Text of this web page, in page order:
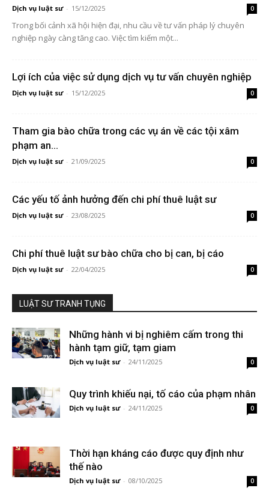
Dịch vụ luật sư - 15/12/2025 0
Trong bối cảnh xã hội hiện đại, nhu cầu về tư vấn pháp lý chuyên
nghiệp ngày càng tăng cao. Việc tìm kiếm một...
Lợi ích của việc sử dụng dịch vụ tư vấn chuyên nghiệp
Dịch vụ luật sư - 15/12/2025 0
Tham gia bào chữa trong các vụ án về các tội xâm
phạm an...
Dịch vụ luật sư - 21/09/2025 0
Các yếu tố ảnh hưởng đến chi phí thuê luật sư
Dịch vụ luật sư - 23/08/2025 0
Chi phí thuê luật sư bào chữa cho bị can, bị cáo
Dịch vụ luật sư - 22/04/2025 0
LUẬT SƯ TRANH TỤNG
Những hành vi bị nghiêm cấm trong thi
hành tạm giữ, tạm giam
Dịch vụ luật sư - 24/11/2025 0
Quy trình khiếu nại, tố cáo của phạm nhân
Dịch vụ luật sư - 24/11/2025 0
Thời hạn kháng cáo được quy định như
thế nào
Dịch vụ luật sư - 08/10/2025 0